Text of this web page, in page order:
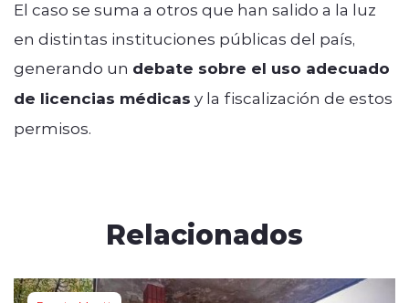
El caso se suma a otros que han salido a la luz
en distintas instituciones públicas del país,
generando un debate sobre el uso adecuado
de licencias médicas y la fiscalización de estos
permisos.
Relacionados